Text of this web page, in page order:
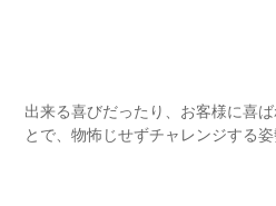
出来る喜びだったり、お客様に喜
とで、物怖じせずチャレンジする姿